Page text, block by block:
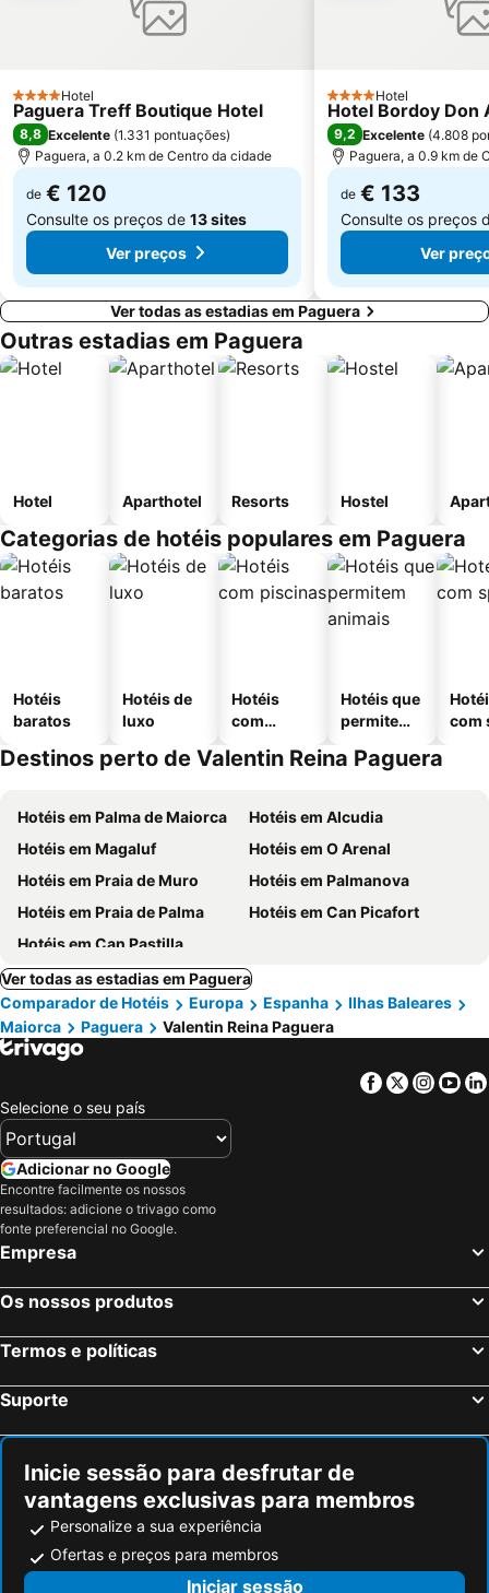
Platja La Romana o Platja Peguera Romana o Platja dels Morts
Ses Covetes
Club Nàutic Santa Ponça
Port de Portals
Gran Hotel
4 Estrelas
Hotel
Paguera Treff Boutique Hotel
8,8 Excelente (1.331 pontuações)
Paguera, a 0.2 km de Centro da cidade
de € 120
Consulte os preços de 13 sites
Ver preços
4 Estrelas
Hotel
Hotel Bordoy Don
9,2 Excelente (4.808
Paguera, a 0.9 km de
de € 133
Consulte os preços
Ver
Ver todas as estadias em Paguera
Outras estadias em Paguera
Hotel Aparthotel Resorts Hostel
Categorias de hotéis populares em Paguera
Hotéis
baratos
Hotéis de
luxo
Hotéis
com
Hotéis que
permitem
com
Destinos perto de Valentin Reina Paguera
Hotéis em Palma de Maiorca
Hotéis em Alcudia
Hotéis em Magaluf
Hotéis em O Arenal
Hotéis em Praia de Muro
Hotéis em Palmanova
Hotéis em Praia de Palma
Hotéis em Can Picafort
Hotéis em Can Pastilla
Ver todas as estadias em Paguera
Comparador de Hotéis
Europa Espanha
Ilhas Baleares
Maiorca
Paguera Valentin Reina Paguera
Facebook
Twitter
Selecione o seu país
Adicionar no Google
Encontre facilmente os nossos
resultados: adicione o trivago como
fonte preferencial no Google.
Empresa
Os nossos produtos
Termos e políticas
Suporte
Inicie sessão para desfrutar de
vantagens exclusivas para membros
Personalize a sua experiência
Ofertas e preços para membros
Iniciar sessão